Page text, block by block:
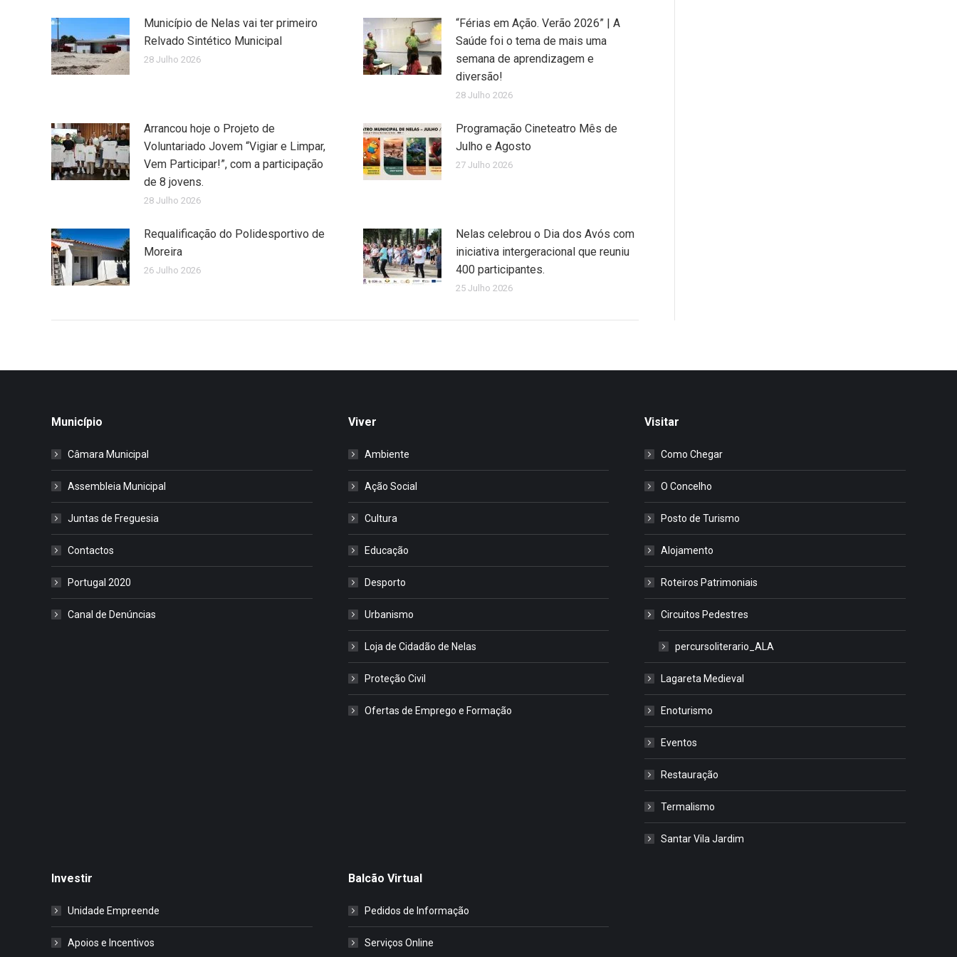
Município de Nelas vai ter primeiro
Relvado Sintético Municipal
28 Julho 2026
“Férias em Ação. Verão 2026” | A
Saúde foi o tema de mais uma
semana de aprendizagem e
diversão!
28 Julho 2026
Arrancou hoje o Projeto de
Voluntariado Jovem “Vigiar e Limpar,
Vem Participar!”, com a participação
de 8 jovens.
28 Julho 2026
Programação Cineteatro Mês de
Julho e Agosto
27 Julho 2026
Requalificação do Polidesportivo de
Moreira
26 Julho 2026
Nelas celebrou o Dia dos Avós com
iniciativa intergeracional que reuniu
400 participantes.
25 Julho 2026
Município
Câmara Municipal
Assembleia Municipal
Juntas de Freguesia
Contactos
Portugal 2020
Canal de Denúncias
Viver
Ambiente
Ação Social
Cultura
Educação
Desporto
Urbanismo
Loja de Cidadão de Nelas
Proteção Civil
Ofertas de Emprego e Formação
Visitar
Como Chegar
O Concelho
Posto de Turismo
Alojamento
Roteiros Patrimoniais
Circuitos Pedestres
percursoliterario_ALA
Lagareta Medieval
Enoturismo
Eventos
Restauração
Termalismo
Santar Vila Jardim
Investir
Unidade Empreende
Apoios e Incentivos
Balcão Virtual
Pedidos de Informação
Serviços Online